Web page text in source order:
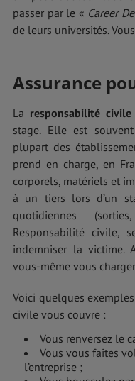
passer par le « Career
de leurs universités.
Assurance
La responsabilité civile
stage. Elle est
plupart des
prend en charge, en
corporels, matériels et
à un tiers lors d’un
quotidiennes
Responsabilité civile,
indemniser la victime.
vous-même vous
Voici quelques
civile vous couvre :
Vous renversez le
Vous vous faites
l’entreprise ;